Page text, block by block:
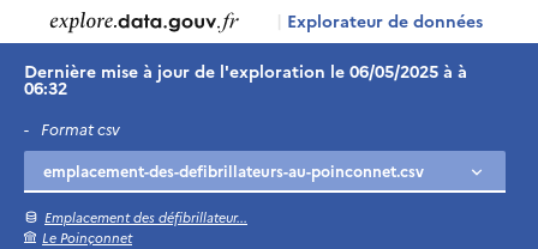
| Explorateur de données
Dernière mise à jour de l'exploration le 06/05/2025 à à
06:32
- Format csv
Emplacement des défibrillateur...
Le Poinçonnet